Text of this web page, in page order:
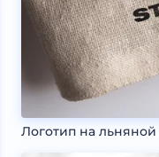
Логотип на льняной